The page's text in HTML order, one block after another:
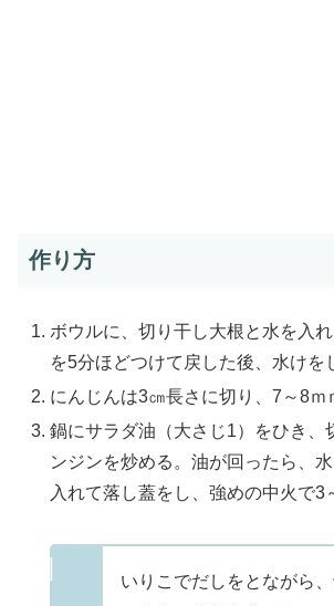
作り方
ボウルに、切り干し大根と水を入
を5分ほどつけて戻した後、水けを
にんじんは3㎝長さに切り、7～8ｍ
鍋にサラダ油（大さじ1）をひき、
ンジンを炒める。油が回ったら、
入れて落し蓋をし、強めの中火で3
いりこでだしをとながら